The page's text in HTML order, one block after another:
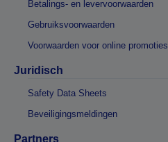
Betalings- en levervoorwaarden
Gebruiksvoorwaarden
Voorwaarden voor online promoties
Juridisch
Safety Data Sheets
Beveiligingsmeldingen
Partners